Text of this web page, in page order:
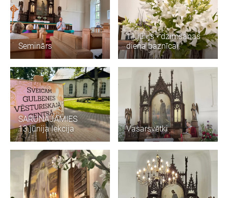
Seminārs
11.jūlijs - dzimšanas
diena baznīcai
SARUNĀJAMIES
13.jūnija lekcija
Vasarsvētki